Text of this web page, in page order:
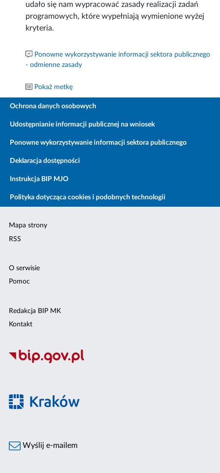
udało się nam wypracować zasady realizacji zadań
programowych, które wypełniają wymienione wyżej
kryteria.
Ponowne wykorzystywanie informacji sektora publicznego
- odmienne zasady
Pokaż metkę
Ochrona danych osobowych
Udostępnianie informacji publicznej na wniosek
Ponowne wykorzystywanie informacji sektora publicznego
Deklaracja dostępności
Instrukcja BIP MJO
Polityka dotycząca cookies i podobnych technologii
Mapa strony
RSS
O serwisie
Pomoc
Redakcja BIP MK
Kontakt
Wyślij e-mailem